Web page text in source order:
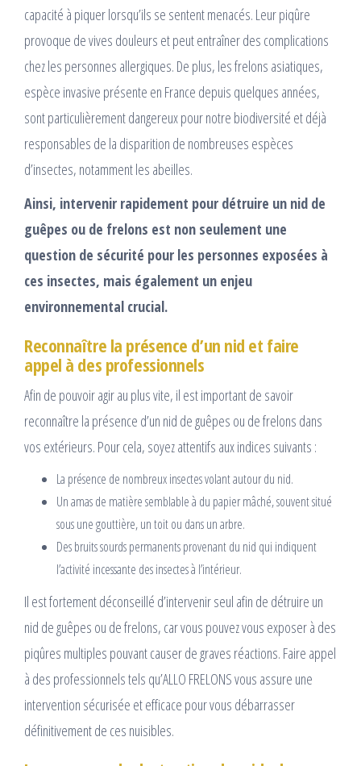
capacité à piquer lorsqu’ils se sentent menacés. Leur piqûre
provoque de vives douleurs et peut entraîner des complications
chez les personnes allergiques. De plus, les frelons asiatiques,
espèce invasive présente en France depuis quelques années,
sont particulièrement dangereux pour notre biodiversité et déjà
responsables de la disparition de nombreuses espèces
d’insectes, notamment les abeilles.
Ainsi, intervenir rapidement pour détruire un nid de
guêpes ou de frelons est non seulement une
question de sécurité pour les personnes exposées à
ces insectes, mais également un enjeu
environnemental crucial.
Reconnaître la présence d’un nid et faire
appel à des professionnels
Afin de pouvoir agir au plus vite, il est important de savoir
reconnaître la présence d’un nid de guêpes ou de frelons dans
vos extérieurs. Pour cela, soyez attentifs aux indices suivants :
La présence de nombreux insectes volant autour du nid.
Un amas de matière semblable à du papier mâché, souvent situé
sous une gouttière, un toit ou dans un arbre.
Des bruits sourds permanents provenant du nid qui indiquent
l’activité incessante des insectes à l’intérieur.
Il est fortement déconseillé d’intervenir seul afin de détruire un
nid de guêpes ou de frelons, car vous pouvez vous exposer à des
piqûres multiples pouvant causer de graves réactions. Faire appel
à des professionnels tels qu’ALLO FRELONS vous assure une
intervention sécurisée et efficace pour vous débarrasser
définitivement de ces nuisibles.